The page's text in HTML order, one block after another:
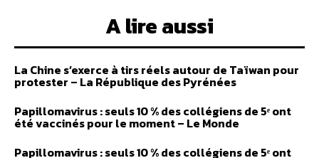
A lire aussi
La Chine s’exerce à tirs réels autour de Taïwan pour
protester – La République des Pyrénées
Papillomavirus : seuls 10 % des collégiens de 5ᵉ ont
été vaccinés pour le moment – Le Monde
Papillomavirus : seuls 10 % des collégiens de 5ᵉ ont